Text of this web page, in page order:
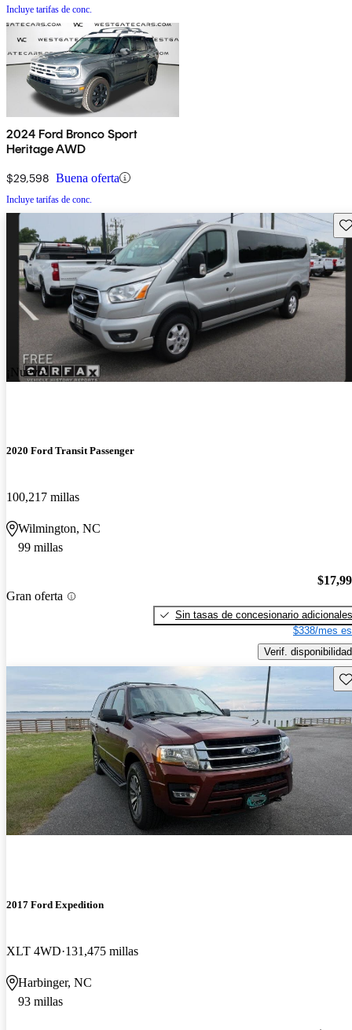
Incluye tarifas de conc.
2024 Ford Bronco Sport
Heritage AWD
$29,598 Buena oferta
Incluye tarifas de conc.
¡Nuevo!
2020 Ford Transit Passenger
100,217 millas
Wilmington, NC
99 millas
Gran oferta
Sin tasas de concesionario adicionales
$338/mes
Verif. disponibilidad
2017 Ford Expedition
XLT 4WD 131,475 millas
Harbinger, NC
93 millas